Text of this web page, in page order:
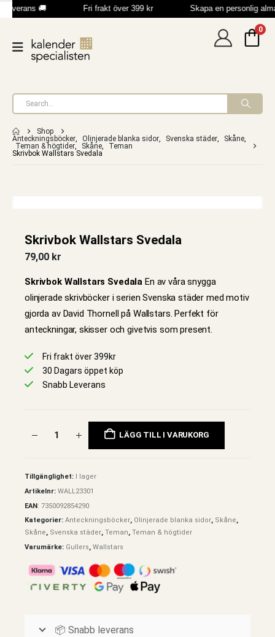
leverans 🚚 Fri frakt över 399 kr Skapa en personlig
0
Shop
Anteckningsböcker, Olinjerade blanka sidor, Svenska städer, Skåne,
Teman & högtider, Skåne,
Teman
Skrivbok Wallstars Svedala
Skrivbok Wallstars Svedala
79,00 kr
Skrivbok Wallstars Svedala En av våra snygga
olinjerade skrivböcker i serien Svenska städer med motiv
gjorda av David Thornell på Wallstars. Perfekt för
anteckningar, skisser och givetvis som present.
Fri frakt över 399kr
30 Dagars öppet köp
Snabb Leverans
LÄGG TILL I VARUKORG
Tillgänglighet:
I lager
Artikelnr: WALL23301
EAN: 7350092854290
Kategorier: Anteckningsböcker, Olinjerade blanka sidor, Skåne,
Skåne, Svenska städer, Teman, Teman & högtider
Varumärke: Gullers, Wallstars
📦 Snabb leverans